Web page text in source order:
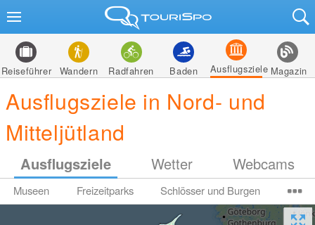
Reiseführer Wandern Radfahren Baden Ausflugsziele Magazin
Ausflugsziele in Nord- und
Mitteljütland
Ausflugsziele Wetter Webcams
Museen Freizeitparks Schlösser und Burgen